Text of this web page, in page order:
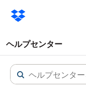
ヘルプセンター